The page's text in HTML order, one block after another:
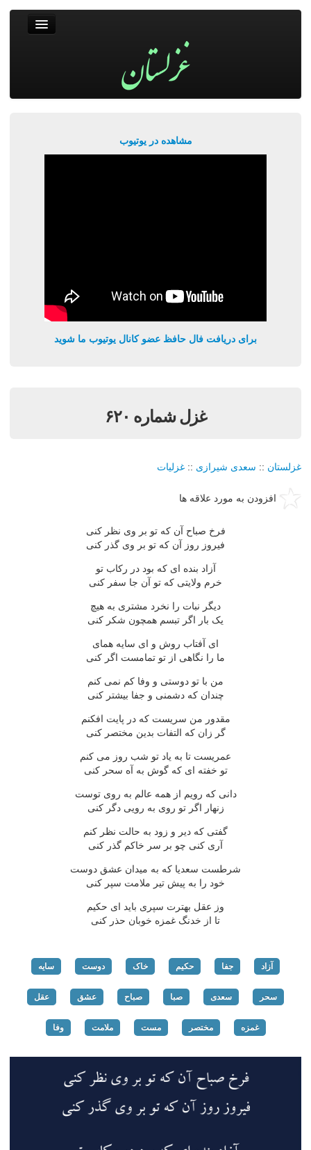
مشاهده در یوتیوب
برای دریافت فال حافظ عضو کانال یوتیوب ما شوید
غزل شماره ۶۲۰
غزلستان :: سعدی شیرازی :: غزلیات
افزودن به مورد علاقه ها
فرخ صباح آن که تو بر وی نظر کنی
فیروز روز آن که تو بر وی گذر کنی
آزاد بنده ای که بود در رکاب تو
خرم ولایتی که تو آن جا سفر کنی
دیگر نبات را نخرد مشتری به هیچ
یک بار اگر تبسم همچون شکر کنی
ای آفتاب روش و ای سایه همای
ما را نگاهی از تو تمامست اگر کنی
من با تو دوستی و وفا کم نمی کنم
چندان که دشمنی و جفا بیشتر کنی
مقدور من سریست که در پایت افکنم
گر زان که التفات بدین مختصر کنی
عمریست تا به یاد تو شب روز می کنم
تو خفته ای که گوش به آه سحر کنی
دانی که رویم از همه عالم به روی توست
زنهار اگر تو روی به رویی دگر کنی
گفتی که دیر و زود به حالت نظر کنم
آری کنی چو بر سر خاکم گذر کنی
شرطست سعدیا که به میدان عشق دوست
خود را به پیش تیر ملامت سپر کنی
وز عقل بهترت سپری باید ای حکیم
تا از خدنگ غمزه خوبان حذر کنی
آزاد جفا حکیم خاک دوست سایه
سحر سعدی صبا صباح عشق عقل
غمزه مختصر مست ملامت وفا